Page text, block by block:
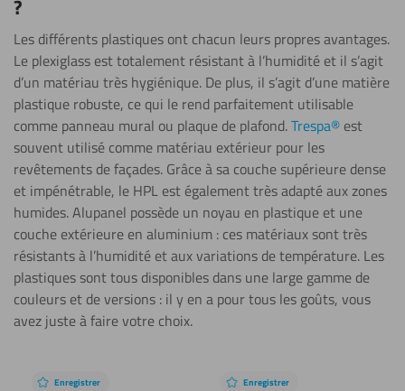
?
Les différents plastiques ont chacun leurs propres avantages.
Le plexiglass est totalement résistant à l’humidité et il s’agit
d’un matériau très hygiénique. De plus, il s’agit d’une matière
plastique robuste, ce qui le rend parfaitement utilisable
comme panneau mural ou plaque de plafond.Trespa® est
souvent utilisé comme matériau extérieur pour les
revêtements de façades. Grâce à sa couche supérieure dense
et impénétrable, le HPL est également très adapté aux zones
humides. Alupanel possède un noyau en plastique et une
couche extérieure en aluminium : ces matériaux sont très
résistants à l’humidité et aux variations de température. Les
plastiques sont tous disponibles dans une large gamme de
couleurs et de versions : il y en a pour tous les goûts, vous
avez juste à faire votre choix.
Enregistrer Enregistrer